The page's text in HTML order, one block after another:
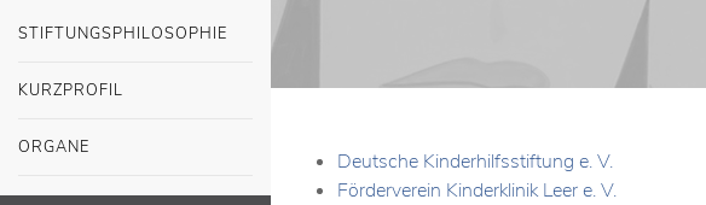
STIFTUNGSPHILOSOPHIE
KURZPROFIL
ORGANE
Deutsche Kinderhilfsstiftung e. V.
Förderverein Kinderklinik Leer e. V.